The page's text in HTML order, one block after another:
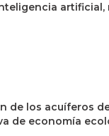
artificial,
de los acuíferos
de economía